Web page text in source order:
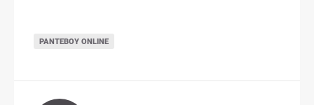
ΡΑΝΤΕΒΟΎ ONLINE